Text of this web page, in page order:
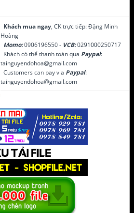
Khách mua ngay, CK trực tiếp: Đặng Minh
Hoàng
Momo:0906196550 - VCB:0291000250717
Khách có thể thanh toán qua Paypal:
tainguyendohoa@gmail.com
Customers can pay via Paypal:
tainguyendohoa@gmail.com